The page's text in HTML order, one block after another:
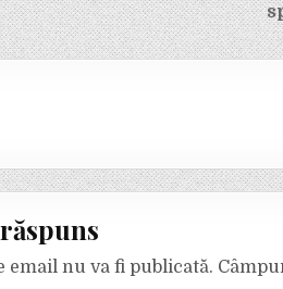
email nu va fi publicată.